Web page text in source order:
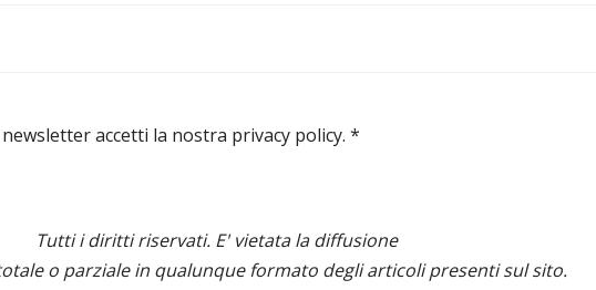
accetti la nostra privacy policy. *
Tutti i diritti riservati. E' vietata la diffusione
o parziale in qualunque formato degli articoli presenti sul sito.